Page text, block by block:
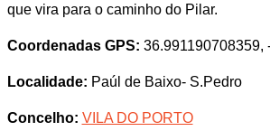
que vira para o caminho do Pilar.
Coordenadas GPS: 36.991190708359,
Localidade: Paúl de Baixo- S.Pedro
Concelho: VILA DO PORTO